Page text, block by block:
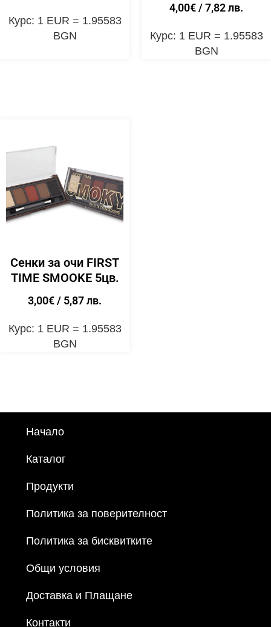
Курс: 1 EUR = 1.95583
BGN
4,00€/ 7,82 лв.
Курс: 1 EUR = 1.95583
BGN
Сенки за очи FIRST
TIME SMOOKE 5цв.
3,00€/ 5,87 лв.
Курс: 1 EUR = 1.95583
BGN
Начало
Каталог
Продукти
Политика за поверителност
Политика за бисквитките
Общи условия
Доставка и Плащане
Контакти